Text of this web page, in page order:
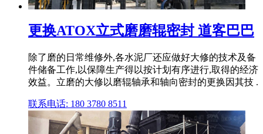
更换ATOX立式磨磨辊密封 道客巴巴
除了磨的日常维修外,各水泥厂还应做好大修的技术及备
件储备工作,以保障生产得以按计划有序进行,取得的经济
效益。立磨的大修以磨辊轴承和轴向密封的更换因其技 .
联系电话: 180 3780 8511